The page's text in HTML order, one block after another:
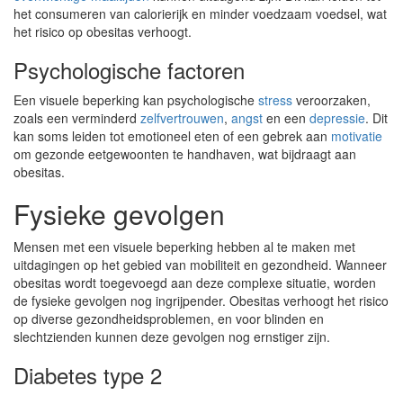
het consumeren van calorierijk en minder voedzaam voedsel, wat
het risico op obesitas verhoogt.
Psychologische factoren
Een visuele beperking kan psychologische stress veroorzaken,
zoals een verminderd zelfvertrouwen, angst en een depressie. Dit
kan soms leiden tot emotioneel eten of een gebrek aan motivatie
om gezonde eetgewoonten te handhaven, wat bijdraagt aan
obesitas.
Fysieke gevolgen
Mensen met een visuele beperking hebben al te maken met
uitdagingen op het gebied van mobiliteit en gezondheid. Wanneer
obesitas wordt toegevoegd aan deze complexe situatie, worden
de fysieke gevolgen nog ingrijpender. Obesitas verhoogt het risico
op diverse gezondheidsproblemen, en voor blinden en
slechtzienden kunnen deze gevolgen nog ernstiger zijn.
Diabetes type 2